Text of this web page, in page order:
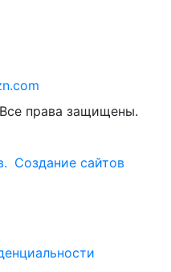
права защищены.
Создание сайтов